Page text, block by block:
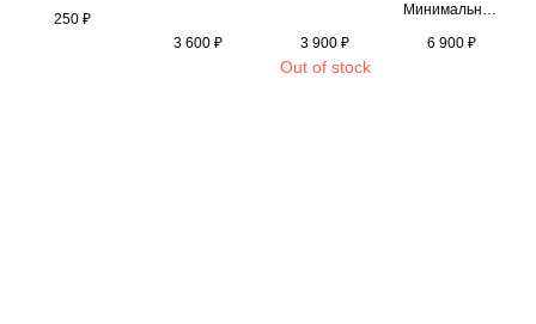
250 ₽
3 600 ₽ 3 900 ₽
Out of stock
Минимальная
учётом
6 900 ₽